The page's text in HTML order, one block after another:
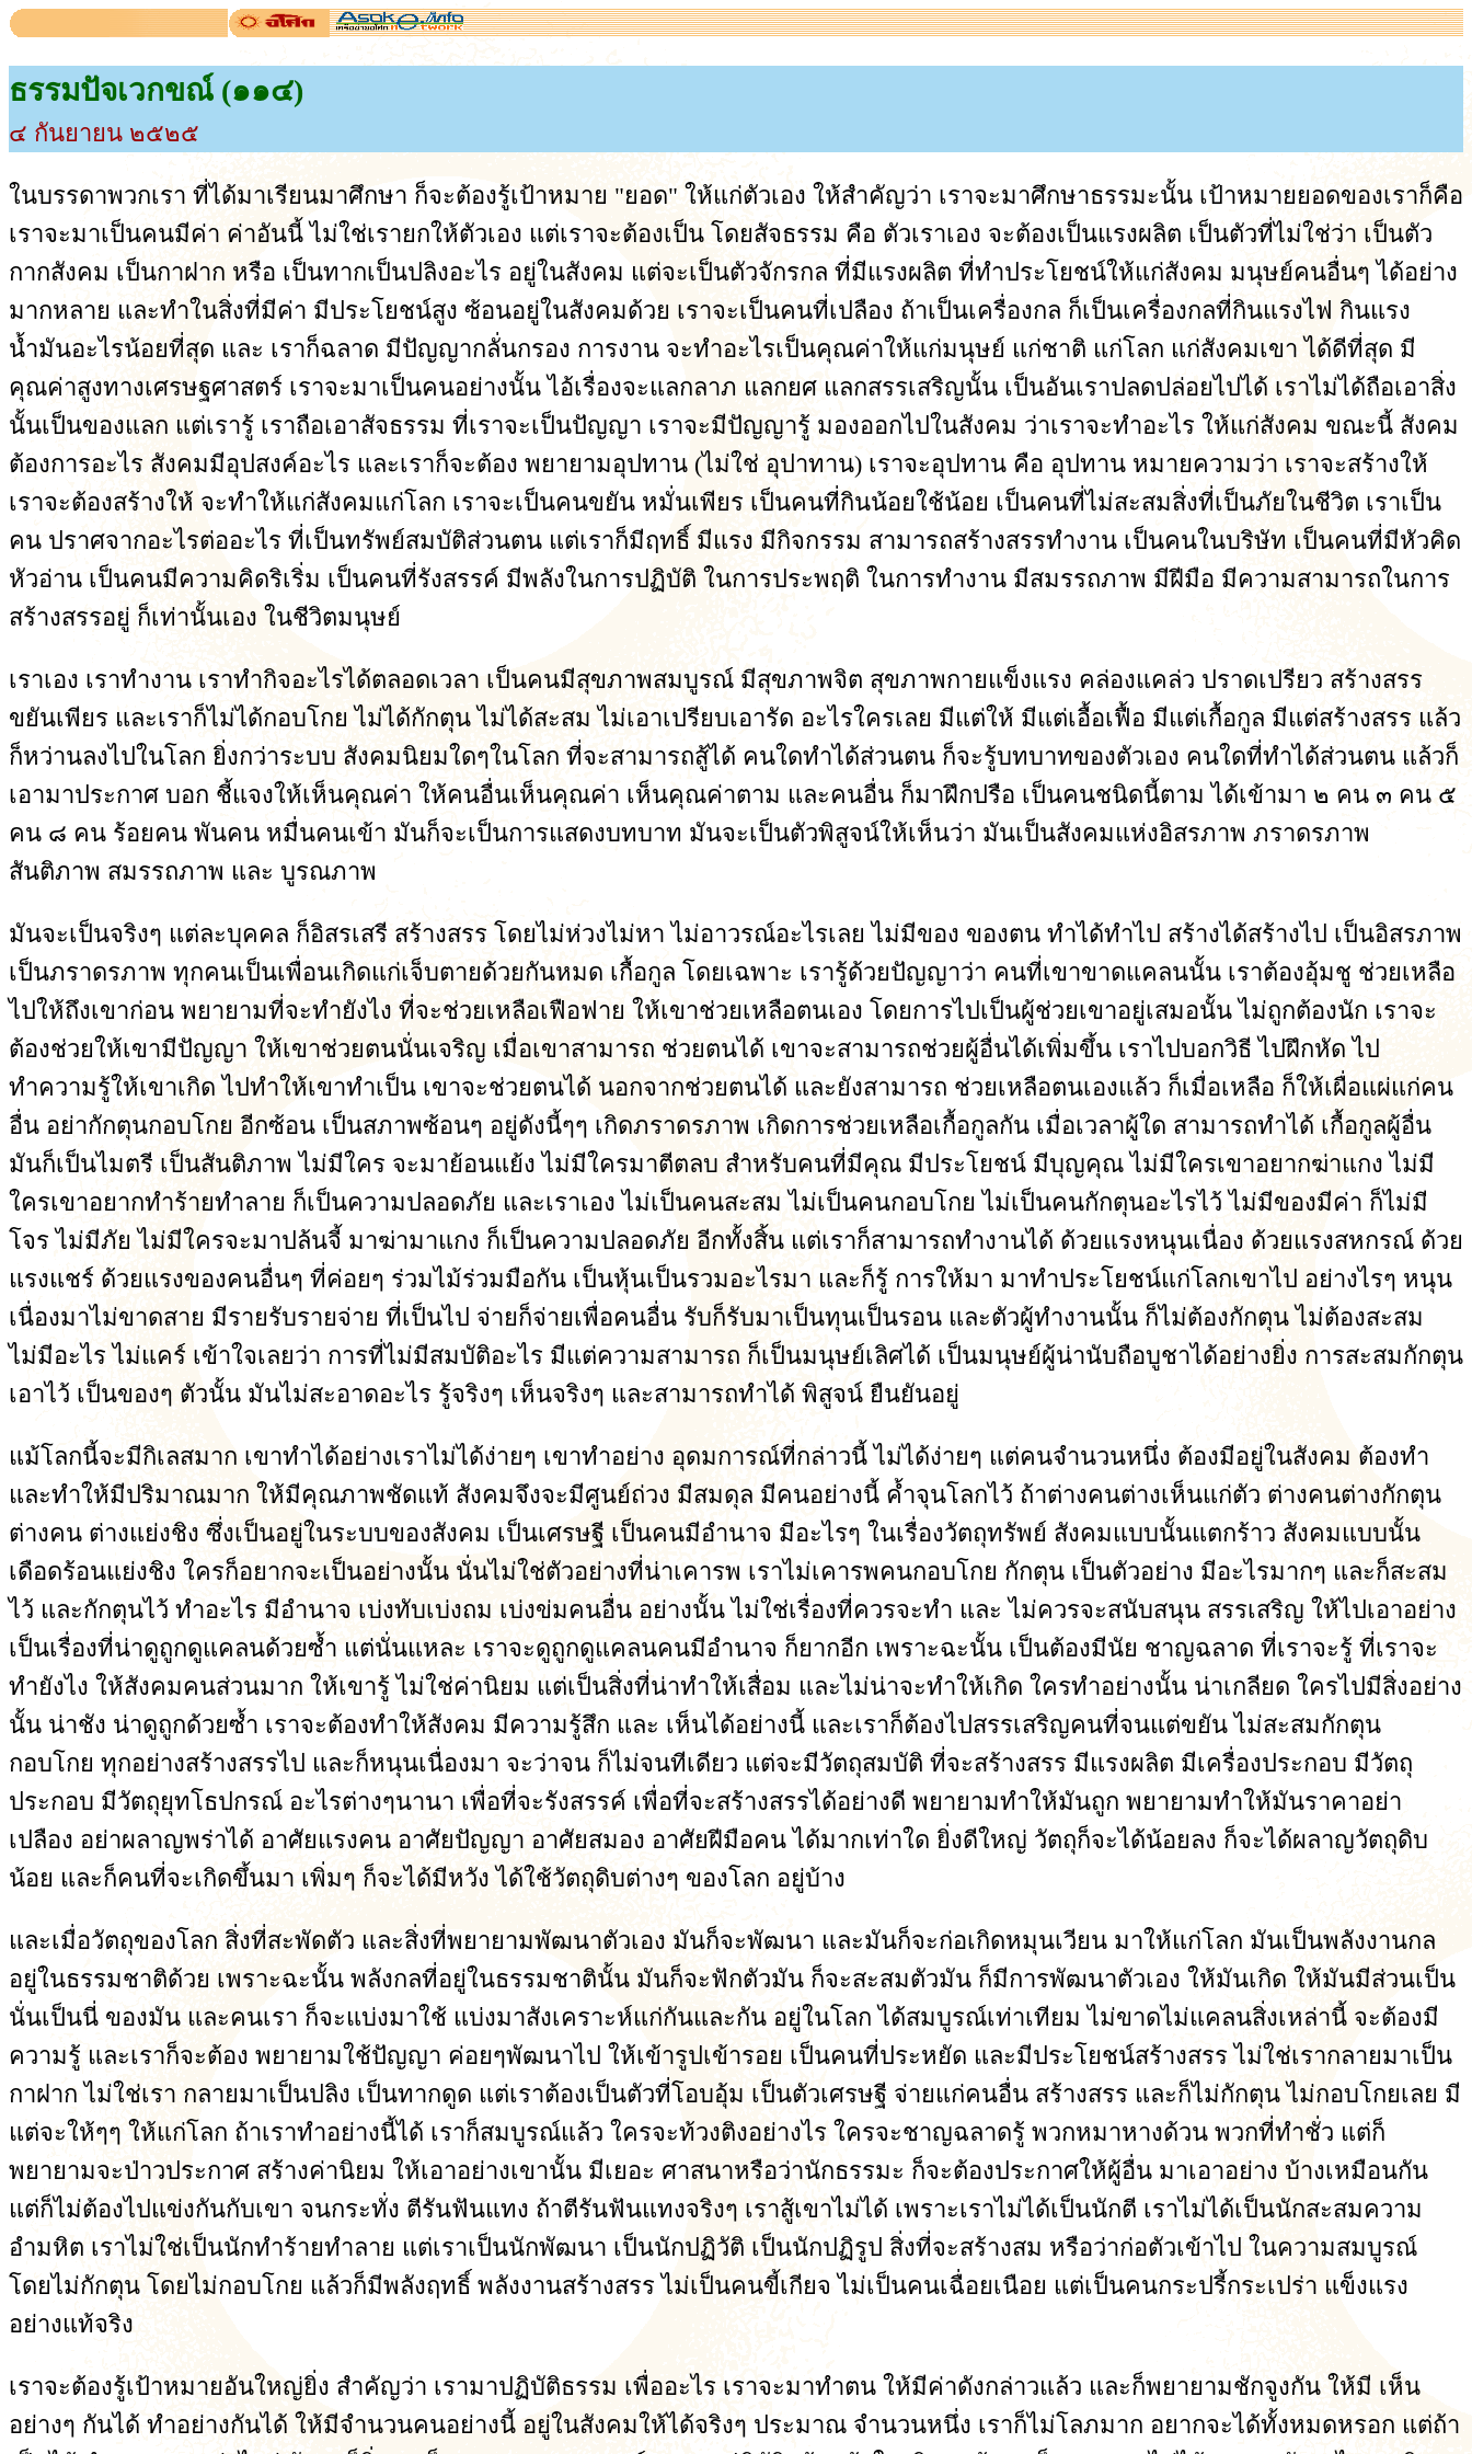
ธรรมปัจเวกขณ์ (๑๑๔)
๔ กันยายน ๒๕๒๕
ในบรรดาพวกเรา ที่ได้มาเรียนมาศึกษา ก็จะต้องรู้เป้าหมาย "ยอด" ให้แก่ตัวเอง ให้สำคัญว่า เราจะมาศึกษาธรรมะนั้น เป้าหมายยอดของเราก็คือ
เราจะมาเป็นคนมีค่า ค่าอันนี้ ไม่ใช่เรายกให้ตัวเอง แต่เราจะต้องเป็น โดยสัจธรรม คือ ตัวเราเอง จะต้องเป็นแรงผลิต เป็นตัวที่ไม่ใช่ว่า เป็นตัว
กากสังคม เป็นกาฝาก หรือ เป็นทากเป็นปลิงอะไร อยู่ในสังคม แต่จะเป็นตัวจักรกล ที่มีแรงผลิต ที่ทำประโยชน์ให้แก่สังคม มนุษย์คนอื่นๆ ได้อย่าง
มากหลาย และทำในสิ่งที่มีค่า มีประโยชน์สูง ซ้อนอยู่ในสังคมด้วย เราจะเป็นคนที่เปลือง ถ้าเป็นเครื่องกล ก็เป็นเครื่องกลที่กินแรงไฟ กินแรง
น้ำมันอะไรน้อยที่สุด และ เราก็ฉลาด มีปัญญากลั่นกรอง การงาน จะทำอะไรเป็นคุณค่าให้แก่มนุษย์ แก่ชาติ แก่โลก แก่สังคมเขา ได้ดีที่สุด มี
คุณค่าสูงทางเศรษฐศาสตร์ เราจะมาเป็นคนอย่างนั้น ไอ้เรื่องจะแลกลาภ แลกยศ แลกสรรเสริญนั้น เป็นอันเราปลดปล่อยไปได้ เราไม่ได้ถือเอาสิ่ง
นั้นเป็นของแลก แต่เรารู้ เราถือเอาสัจธรรม ที่เราจะเป็นปัญญา เราจะมีปัญญารู้ มองออกไปในสังคม ว่าเราจะทำอะไร ให้แก่สังคม ขณะนี้ สังคม
ต้องการอะไร สังคมมีอุปสงค์อะไร และเราก็จะต้อง พยายามอุปทาน (ไม่ใช่ อุปาทาน) เราจะอุปทาน คือ อุปทาน หมายความว่า เราจะสร้างให้
เราจะต้องสร้างให้ จะทำให้แก่สังคมแก่โลก เราจะเป็นคนขยัน หมั่นเพียร เป็นคนที่กินน้อยใช้น้อย เป็นคนที่ไม่สะสมสิ่งที่เป็นภัยในชีวิต เราเป็น
คน ปราศจากอะไรต่ออะไร ที่เป็นทรัพย์สมบัติส่วนตน แต่เราก็มีฤทธิ์ มีแรง มีกิจกรรม สามารถสร้างสรรทำงาน เป็นคนในบริษัท เป็นคนที่มีหัวคิด
หัวอ่าน เป็นคนมีความคิดริเริ่ม เป็นคนที่รังสรรค์ มีพลังในการปฏิบัติ ในการประพฤติ ในการทำงาน มีสมรรถภาพ มีฝีมือ มีความสามารถในการ
สร้างสรรอยู่ ก็เท่านั้นเอง ในชีวิตมนุษย์
เราเอง เราทำงาน เราทำกิจอะไรได้ตลอดเวลา เป็นคนมีสุขภาพสมบูรณ์ มีสุขภาพจิต สุขภาพกายแข็งแรง คล่องแคล่ว ปราดเปรียว สร้างสรร
ขยันเพียร และเราก็ไม่ได้กอบโกย ไม่ได้กักตุน ไม่ได้สะสม ไม่เอาเปรียบเอารัด อะไรใครเลย มีแต่ให้ มีแต่เอื้อเฟื้อ มีแต่เกื้อกูล มีแต่สร้างสรร แล้ว
ก็หว่านลงไปในโลก ยิ่งกว่าระบบ สังคมนิยมใดๆในโลก ที่จะสามารถสู้ได้ คนใดทำได้ส่วนตน ก็จะรู้บทบาทของตัวเอง คนใดที่ทำได้ส่วนตน แล้วก็
เอามาประกาศ บอก ชี้แจงให้เห็นคุณค่า ให้คนอื่นเห็นคุณค่า เห็นคุณค่าตาม และคนอื่น ก็มาฝึกปรือ เป็นคนชนิดนี้ตาม ได้เข้ามา ๒ คน ๓ คน ๕
คน ๘ คน ร้อยคน พันคน หมื่นคนเข้า มันก็จะเป็นการแสดงบทบาท มันจะเป็นตัวพิสูจน์ให้เห็นว่า มันเป็นสังคมแห่งอิสรภาพ ภราดรภาพ
สันติภาพ สมรรถภาพ และ บูรณภาพ
มันจะเป็นจริงๆ แต่ละบุคคล ก็อิสรเสรี สร้างสรร โดยไม่ห่วงไม่หา ไม่อาวรณ์อะไรเลย ไม่มีของ ของตน ทำได้ทำไป สร้างได้สร้างไป เป็นอิสรภาพ
เป็นภราดรภาพ ทุกคนเป็นเพื่อนเกิดแก่เจ็บตายด้วยกันหมด เกื้อกูล โดยเฉพาะ เรารู้ด้วยปัญญาว่า คนที่เขาขาดแคลนนั้น เราต้องอุ้มชู ช่วยเหลือ
ไปให้ถึงเขาก่อน พยายามที่จะทำยังไง ที่จะช่วยเหลือเฟือฟาย ให้เขาช่วยเหลือตนเอง โดยการไปเป็นผู้ช่วยเขาอยู่เสมอนั้น ไม่ถูกต้องนัก เราจะ
ต้องช่วยให้เขามีปัญญา ให้เขาช่วยตนนั่นเจริญ เมื่อเขาสามารถ ช่วยตนได้ เขาจะสามารถช่วยผู้อื่นได้เพิ่มขึ้น เราไปบอกวิธี ไปฝึกหัด ไป
ทำความรู้ให้เขาเกิด ไปทำให้เขาทำเป็น เขาจะช่วยตนได้ นอกจากช่วยตนได้ และยังสามารถ ช่วยเหลือตนเองแล้ว ก็เมื่อเหลือ ก็ให้เผื่อแผ่แก่คน
อื่น อย่ากักตุนกอบโกย อีกซ้อน เป็นสภาพซ้อนๆ อยู่ดังนี้ๆๆ เกิดภราดรภาพ เกิดการช่วยเหลือเกื้อกูลกัน เมื่อเวลาผู้ใด สามารถทำได้ เกื้อกูลผู้อื่น
มันก็เป็นไมตรี เป็นสันติภาพ ไม่มีใคร จะมาย้อนแย้ง ไม่มีใครมาตีตลบ สำหรับคนที่มีคุณ มีประโยชน์ มีบุญคุณ ไม่มีใครเขาอยากฆ่าแกง ไม่มี
ใครเขาอยากทำร้ายทำลาย ก็เป็นความปลอดภัย และเราเอง ไม่เป็นคนสะสม ไม่เป็นคนกอบโกย ไม่เป็นคนกักตุนอะไรไว้ ไม่มีของมีค่า ก็ไม่มี
โจร ไม่มีภัย ไม่มีใครจะมาปล้นจี้ มาฆ่ามาแกง ก็เป็นความปลอดภัย อีกทั้งสิ้น แต่เราก็สามารถทำงานได้ ด้วยแรงหนุนเนื่อง ด้วยแรงสหกรณ์ ด้วย
แรงแชร์ ด้วยแรงของคนอื่นๆ ที่ค่อยๆ ร่วมไม้ร่วมมือกัน เป็นหุ้นเป็นรวมอะไรมา และก็รู้ การให้มา มาทำประโยชน์แก่โลกเขาไป อย่างไรๆ หนุน
เนื่องมาไม่ขาดสาย มีรายรับรายจ่าย ที่เป็นไป จ่ายก็จ่ายเพื่อคนอื่น รับก็รับมาเป็นทุนเป็นรอน และตัวผู้ทำงานนั้น ก็ไม่ต้องกักตุน ไม่ต้องสะสม
ไม่มีอะไร ไม่แคร์ เข้าใจเลยว่า การที่ไม่มีสมบัติอะไร มีแต่ความสามารถ ก็เป็นมนุษย์เลิศได้ เป็นมนุษย์ผู้น่านับถือบูชาได้อย่างยิ่ง การสะสมกักตุน
เอาไว้ เป็นของๆ ตัวนั้น มันไม่สะอาดอะไร รู้จริงๆ เห็นจริงๆ และสามารถทำได้ พิสูจน์ ยืนยันอยู่
แม้โลกนี้จะมีกิเลสมาก เขาทำได้อย่างเราไม่ได้ง่ายๆ เขาทำอย่าง อุดมการณ์ที่กล่าวนี้ ไม่ได้ง่ายๆ แต่คนจำนวนหนึ่ง ต้องมีอยู่ในสังคม ต้องทำ
และทำให้มีปริมาณมาก ให้มีคุณภาพชัดแท้ สังคมจึงจะมีศูนย์ถ่วง มีสมดุล มีคนอย่างนี้ ค้ำจุนโลกไว้ ถ้าต่างคนต่างเห็นแก่ตัว ต่างคนต่างกักตุน
ต่างคน ต่างแย่งชิง ซึ่งเป็นอยู่ในระบบของสังคม เป็นเศรษฐี เป็นคนมีอำนาจ มีอะไรๆ ในเรื่องวัตถุทรัพย์ สังคมแบบนั้นแตกร้าว สังคมแบบนั้น
เดือดร้อนแย่งชิง ใครก็อยากจะเป็นอย่างนั้น นั่นไม่ใช่ตัวอย่างที่น่าเคารพ เราไม่เคารพคนกอบโกย กักตุน เป็นตัวอย่าง มีอะไรมากๆ และก็สะสม
ไว้ และกักตุนไว้ ทำอะไร มีอำนาจ เบ่งทับเบ่งถม เบ่งข่มคนอื่น อย่างนั้น ไม่ใช่เรื่องที่ควรจะทำ และ ไม่ควรจะสนับสนุน สรรเสริญ ให้ไปเอาอย่าง
เป็นเรื่องที่น่าดูถูกดูแคลนด้วยซ้ำ แต่นั่นแหละ เราจะดูถูกดูแคลนคนมีอำนาจ ก็ยากอีก เพราะฉะนั้น เป็นต้องมีนัย ชาญฉลาด ที่เราจะรู้ ที่เราจะ
ทำยังไง ให้สังคมคนส่วนมาก ให้เขารู้ ไม่ใช่ค่านิยม แต่เป็นสิ่งที่น่าทำให้เสื่อม และไม่น่าจะทำให้เกิด ใครทำอย่างนั้น น่าเกลียด ใครไปมีสิ่งอย่าง
นั้น น่าชัง น่าดูถูกด้วยซ้ำ เราจะต้องทำให้สังคม มีความรู้สึก และ เห็นได้อย่างนี้ และเราก็ต้องไปสรรเสริญคนที่จนแต่ขยัน ไม่สะสมกักตุน
กอบโกย ทุกอย่างสร้างสรรไป และก็หนุนเนื่องมา จะว่าจน ก็ไม่จนทีเดียว แต่จะมีวัตถุสมบัติ ที่จะสร้างสรร มีแรงผลิต มีเครื่องประกอบ มีวัตถุ
ประกอบ มีวัตถุยุทโธปกรณ์ อะไรต่างๆนานา เพื่อที่จะรังสรรค์ เพื่อที่จะสร้างสรรได้อย่างดี พยายามทำให้มันถูก พยายามทำให้มันราคาอย่า
เปลือง อย่าผลาญพร่าได้ อาศัยแรงคน อาศัยปัญญา อาศัยสมอง อาศัยฝีมือคน ได้มากเท่าใด ยิ่งดีใหญ่ วัตถุก็จะได้น้อยลง ก็จะได้ผลาญวัตถุดิบ
น้อย และก็คนที่จะเกิดขึ้นมา เพิ่มๆ ก็จะได้มีหวัง ได้ใช้วัตถุดิบต่างๆ ของโลก อยู่บ้าง
และเมื่อวัตถุของโลก สิ่งที่สะพัดตัว และสิ่งที่พยายามพัฒนาตัวเอง มันก็จะพัฒนา และมันก็จะก่อเกิดหมุนเวียน มาให้แก่โลก มันเป็นพลังงานกล
อยู่ในธรรมชาติด้วย เพราะฉะนั้น พลังกลที่อยู่ในธรรมชาตินั้น มันก็จะฟักตัวมัน ก็จะสะสมตัวมัน ก็มีการพัฒนาตัวเอง ให้มันเกิด ให้มันมีส่วนเป็น
นั่นเป็นนี่ ของมัน และคนเรา ก็จะแบ่งมาใช้ แบ่งมาสังเคราะห์แก่กันและกัน อยู่ในโลก ได้สมบูรณ์เท่าเทียม ไม่ขาดไม่แคลนสิ่งเหล่านี้ จะต้องมี
ความรู้ และเราก็จะต้อง พยายามใช้ปัญญา ค่อยๆพัฒนาไป ให้เข้ารูปเข้ารอย เป็นคนที่ประหยัด และมีประโยชน์สร้างสรร ไม่ใช่เรากลายมาเป็น
กาฝาก ไม่ใช่เรา กลายมาเป็นปลิง เป็นทากดูด แต่เราต้องเป็นตัวที่โอบอุ้ม เป็นตัวเศรษฐี จ่ายแก่คนอื่น สร้างสรร และก็ไม่กักตุน ไม่กอบโกยเลย มี
แต่จะให้ๆๆ ให้แก่โลก ถ้าเราทำอย่างนี้ได้ เราก็สมบูรณ์แล้ว ใครจะท้วงติงอย่างไร ใครจะชาญฉลาดรู้ พวกหมาหางด้วน พวกที่ทำชั่ว แต่ก็
พยายามจะป่าวประกาศ สร้างค่านิยม ให้เอาอย่างเขานั้น มีเยอะ ศาสนาหรือว่านักธรรมะ ก็จะต้องประกาศให้ผู้อื่น มาเอาอย่าง บ้างเหมือนกัน
แต่ก็ไม่ต้องไปแข่งกันกับเขา จนกระทั่ง ตีรันฟันแทง ถ้าตีรันฟันแทงจริงๆ เราสู้เขาไม่ได้ เพราะเราไม่ได้เป็นนักตี เราไม่ได้เป็นนักสะสมความ
อำมหิต เราไม่ใช่เป็นนักทำร้ายทำลาย แต่เราเป็นนักพัฒนา เป็นนักปฏิวัติ เป็นนักปฏิรูป สิ่งที่จะสร้างสม หรือว่าก่อตัวเข้าไป ในความสมบูรณ์
โดยไม่กักตุน โดยไม่กอบโกย แล้วก็มีพลังฤทธิ์ พลังงานสร้างสรร ไม่เป็นคนขี้เกียจ ไม่เป็นคนเฉื่อยเนือย แต่เป็นคนกระปรี้กระเปร่า แข็งแรง
อย่างแท้จริง
เราจะต้องรู้เป้าหมายอันใหญ่ยิ่ง สำคัญว่า เรามาปฏิบัติธรรม เพื่ออะไร เราจะมาทำตน ให้มีค่าดังกล่าวแล้ว และก็พยายามชักจูงกัน ให้มี เห็น
อย่างๆ กันได้ ทำอย่างกันได้ ให้มีจำนวนคนอย่างนี้ อยู่ในสังคมให้ได้จริงๆ ประมาณ จำนวนหนึ่ง เราก็ไม่โลภมาก อยากจะได้ทั้งหมดหรอก แต่ถ้า